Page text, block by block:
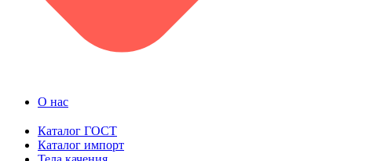
О нас
Каталог ГОСТ
Каталог импорт